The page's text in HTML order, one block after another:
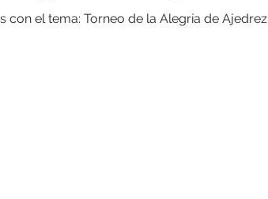
con el tema: Torneo de la Alegría de Ajedrez